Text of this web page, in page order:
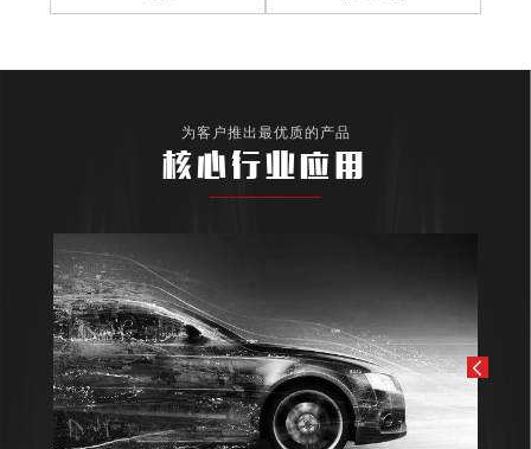
为客户推出最优质的产品
核心行业应用